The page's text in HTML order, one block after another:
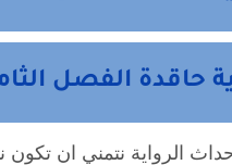
حاقدة الفصل
الرواية نتمني ان